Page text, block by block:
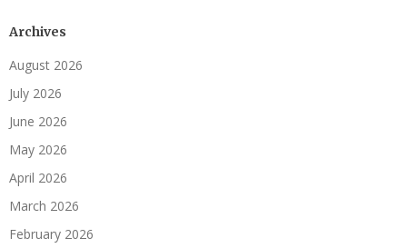
Archives
August 2026
July 2026
June 2026
May 2026
April 2026
March 2026
February 2026